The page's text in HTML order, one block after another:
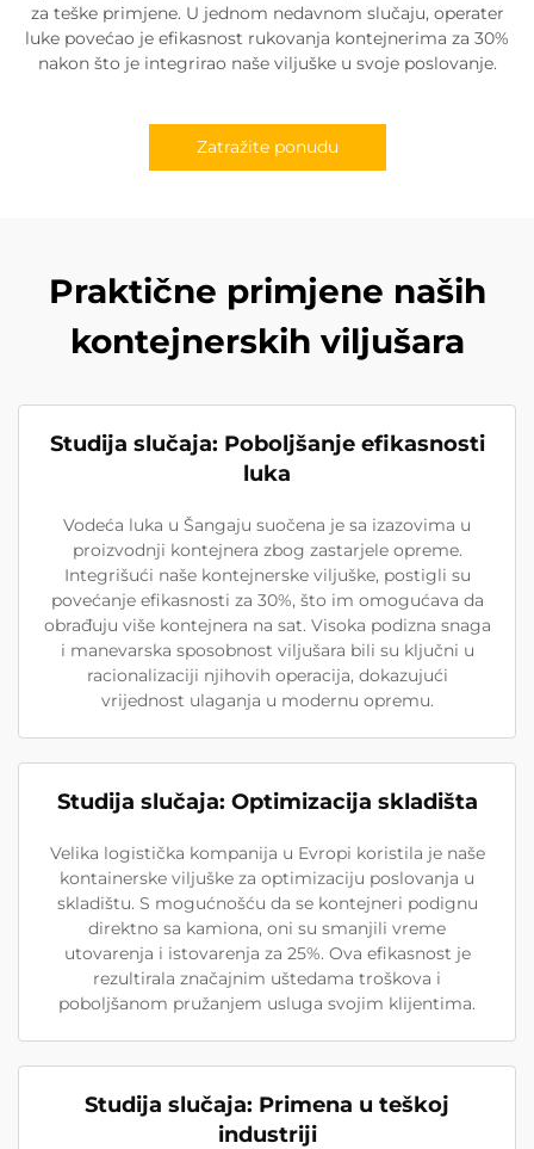
za teške primjene. U jednom nedavnom slučaju, operater
luke povećao je efikasnost rukovanja kontejnerima za 30%
nakon što je integrirao naše viljuške u svoje poslovanje.
Zatražite ponudu
Praktične primjene naših
kontejnerskih viljušara
Studija slučaja: Poboljšanje efikasnosti
luka
Vodeća luka u Šangaju suočena je sa izazovima u
proizvodnji kontejnera zbog zastarjele opreme.
Integrišući naše kontejnerske viljuške, postigli su
povećanje efikasnosti za 30%, što im omogućava da
obrađuju više kontejnera na sat. Visoka podizna snaga
i manevarska sposobnost viljušara bili su ključni u
racionalizaciji njihovih operacija, dokazujući
vrijednost ulaganja u modernu opremu.
Studija slučaja: Optimizacija skladišta
Velika logistička kompanija u Evropi koristila je naše
kontainerske viljuške za optimizaciju poslovanja u
skladištu. S mogućnošću da se kontejneri podignu
direktno sa kamiona, oni su smanjili vreme
utovarenja i istovarenja za 25%. Ova efikasnost je
rezultirala značajnim uštedama troškova i
poboljšanom pružanjem usluga svojim klijentima.
Studija slučaja: Primena u teškoj
industriji